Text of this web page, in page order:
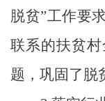
脱贫”工作要
联系的扶贫
题，巩固了脱